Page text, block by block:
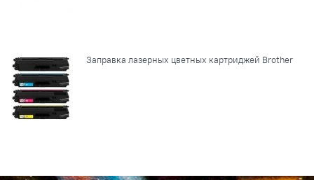
Заправка лазерных цветных картриджей Brother